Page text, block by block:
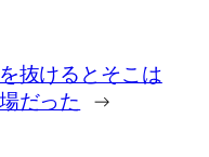
抜けるとそこは
だった →